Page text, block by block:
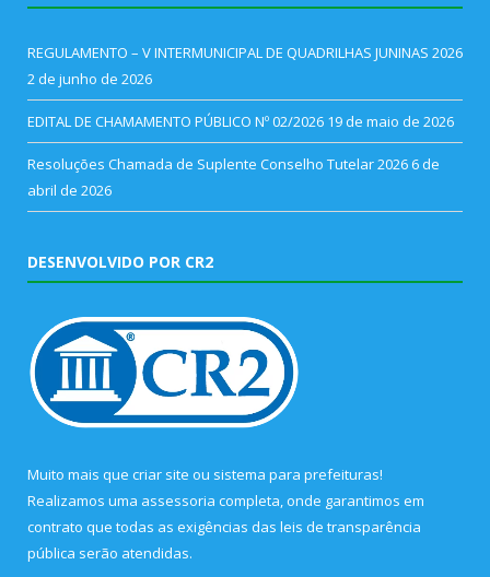
REGULAMENTO – V INTERMUNICIPAL DE QUADRILHAS JUNINAS 2026
2 de junho de 2026
EDITAL DE CHAMAMENTO PÚBLICO Nº 02/2026 19 de maio de 2026
Resoluções Chamada de Suplente Conselho Tutelar 2026 6 de
abril de 2026
DESENVOLVIDO POR CR2
Muito mais que criar site ou sistema para prefeituras!
Realizamos uma assessoria completa, onde garantimos em
contrato que todas as exigências das leis de transparência
pública serão atendidas.